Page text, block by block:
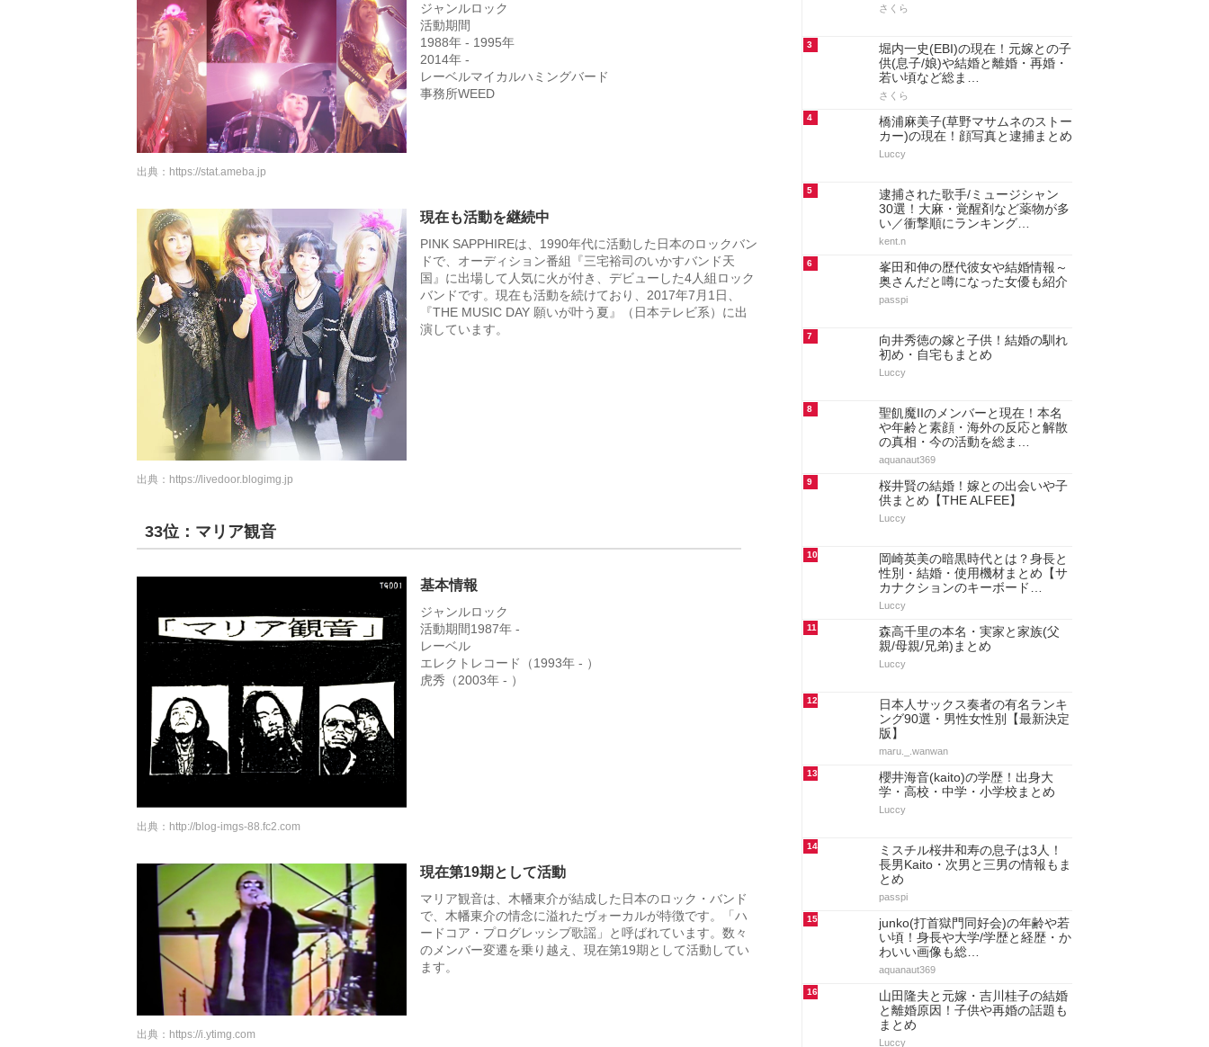
ジャンルロック
活動期間
1988年 - 1995年
2014年 -
レーベルマイカルハミングバード
事務所WEED
出典： https://stat.ameba.jp
現在も活動を継続中
PINK SAPPHIREは、1990年代に活動した日本のロックバン
ドで、オーディション番組『三宅裕司のいかすバンド天
国』に出場して人気に火が付き、デビューした4人組ロック
バンドです。現在も活動を続けており、2017年7月1日、
『THE MUSIC DAY 願いが叶う夏』（日本テレビ系）に出
演しています。
出典： https://livedoor.blogimg.jp
33位：マリア観音
基本情報
ジャンルロック
活動期間1987年 -
レーベル
エレクトレコード（1993年 - ）
虎秀（2003年 - ）
出典： http://blog-imgs-88.fc2.com
現在第19期として活動
マリア観音は、木幡東介が結成した日本のロック・バンド
で、木幡東介の情念に溢れたヴォーカルが特徴です。「ハ
ードコア・プログレッシブ歌謡」と呼ばれています。数々
のメンバー変遷を乗り越え、現在第19期として活動してい
ます。
出典： https://i.ytimg.com
さくら
3
堀内一史(EBI)の現在！元嫁との子
供(息子/娘)や結婚と離婚・再婚・
若い頃など総ま…
さくら
4
橋浦麻美子(草野マサムネのストー
カー)の現在！顔写真と逮捕まとめ
Luccy
5
逮捕された歌手/ミュージシャン
30選！大麻・覚醒剤など薬物が多
い／衝撃順にランキング…
kent.n
6
峯田和伸の歴代彼女や結婚情報～
奥さんだと噂になった女優も紹介
passpi
7
向井秀徳の嫁と子供！結婚の馴れ
初め・自宅もまとめ
Luccy
8
聖飢魔IIのメンバーと現在！本名
や年齢と素顔・海外の反応と解散
の真相・今の活動を総ま…
aquanaut369
9
桜井賢の結婚！嫁との出会いや子
供まとめ【THE ALFEE】
Luccy
10
岡崎英美の暗黒時代とは？身長と
性別・結婚・使用機材まとめ【サ
カナクションのキーボード…
Luccy
11
森高千里の本名・実家と家族(父
親/母親/兄弟)まとめ
Luccy
12
日本人サックス奏者の有名ランキ
ング90選・男性女性別【最新決定
版】
maru._.wanwan
13
櫻井海音(kaito)の学歴！出身大
学・高校・中学・小学校まとめ
Luccy
14
ミスチル桜井和寿の息子は3人！
長男Kaito・次男と三男の情報もま
とめ
passpi
15
junko(打首獄門同好会)の年齢や若
い頃！身長や大学/学歴と経歴・か
わいい画像も総…
aquanaut369
16
山田隆夫と元嫁・吉川桂子の結婚
と離婚原因！子供や再婚の話題も
まとめ
Luccy